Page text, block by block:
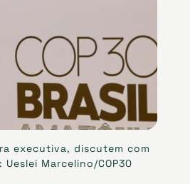
executiva, discutem com
Marcelino/COP30